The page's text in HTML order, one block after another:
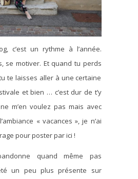
c’est un rythme à l’année.
se motiver. Et quand tu perds
te laisses aller à une certaine
et bien … c’est dur de t’y
m’en voulez pas mais avec
« vacances », je n’ai
pour poster par ici !
quand même pas
un peu plus présente sur